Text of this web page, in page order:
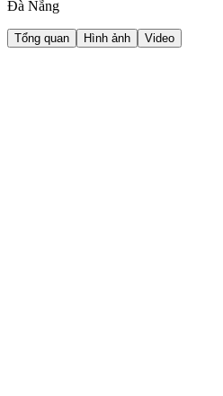
Đà Nẵng
Tổng quan Hình ảnh Video